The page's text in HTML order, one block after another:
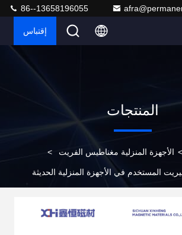
86--13658196055
إقتباس
المنتجات
> الأجهزة المنزلية مغناطيس الفريت >
المستخدم في الأجهزة المنزلية الحديثة